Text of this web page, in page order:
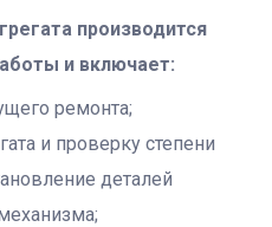
производится
и включает:
ремонта;
и проверку степени
деталей